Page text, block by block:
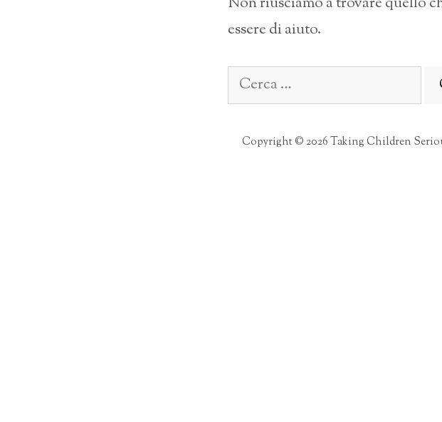
essere di aiuto.
Ricerca
per:
Copyright © 2026 Taking Children